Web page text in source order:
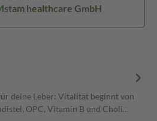
healthcare GmbH
deine Leber: Vitalität beginnt von
OPC, Vitamin B und Choli…